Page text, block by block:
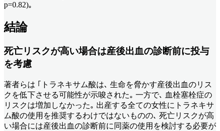
p=0.82)｡
結論
死亡リスクが高い場合は産後出血の診断前に投与
を考慮
著者らは ｢トラネキサム酸は､ 生命を脅かす産後出血のリス
クを低下させる可能性が示唆された｡ 一方で､ 血栓塞栓症の
リスクは増加しなかった｡ 出産する全ての女性にトラネキサ
ム酸の使用を推奨するわけではないものの､ 死亡リスクが高
い場合には産後出血の診断前に同薬の使用を検討する必要が